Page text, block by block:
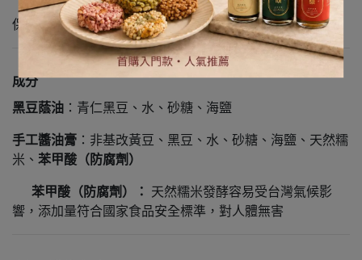
保存期限：1年
成分
黑豆蔭油 ：青仁黑豆、水、砂糖、海鹽
手工醬油膏 ：非基改黃豆、黑豆、水、砂糖、海鹽、天然糯
米、 苯甲酸（防腐劑）
苯甲酸（防腐劑）： 天然糯米發酵容易受台灣氣候影
響，添加量符合國家食品安全標準，對人體無害